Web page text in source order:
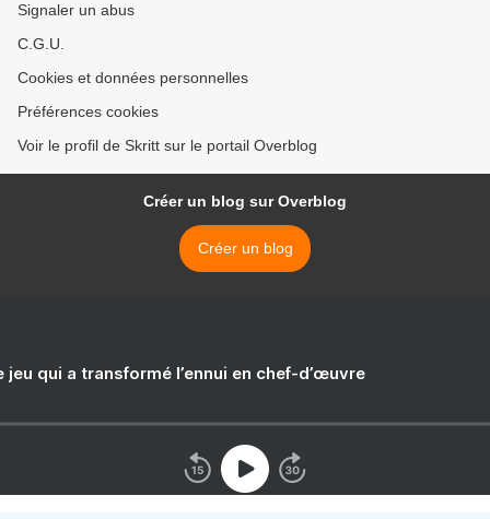
Signaler un abus
C.G.U.
Cookies et données personnelles
Préférences cookies
Voir le profil de Skritt sur le portail Overblog
Créer un blog sur Overblog
Créer un blog
jeu qui a transformé l’ennui en chef-d’œuvre